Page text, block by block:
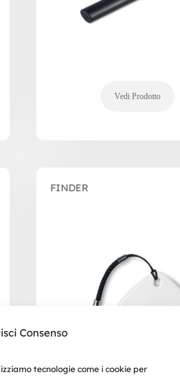
Consenso
tecnologie come i cookie per
FINDER